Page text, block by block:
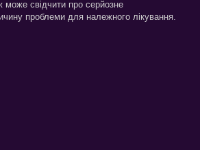
свідчити про серйозне
проблеми для належного лікування.